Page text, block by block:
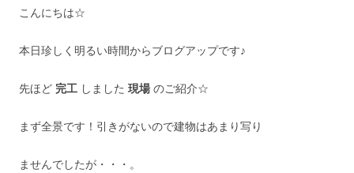
こんにちは☆
本日珍しく明るい時間からブログアップです♪
先ほど 完工 しました 現場 のご紹介☆
まず全景です！引きがないので建物はあまり写り
ませんでしたが・・・。